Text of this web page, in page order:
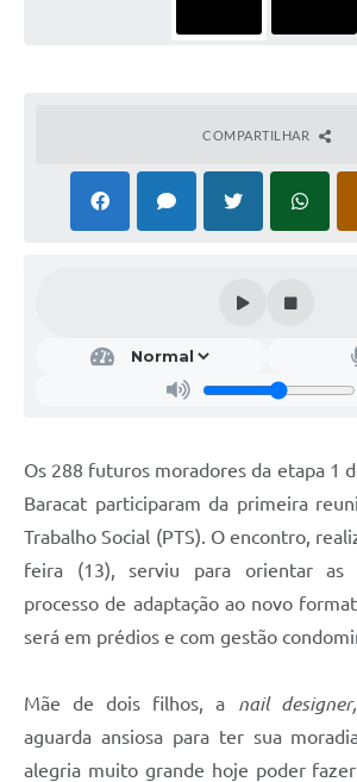
COMPARTILHAR
Os 288 futuros moradores da etapa 1
Baracat participaram da primeira
Trabalho Social (PTS). O encontro,
feira (13), serviu para orientar as
processo de adaptação ao novo
será em prédios e com gestão
Mãe de dois filhos, a nail designer,
aguarda ansiosa para ter sua
alegria muito grande hoje poder